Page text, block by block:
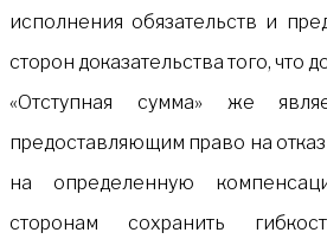
исполнения обязательств и
сторон доказательства того, что
«Отступная сумма» же
предоставляющим право на
на определенную
сторонам сохранить